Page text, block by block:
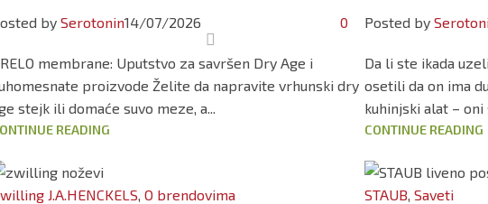
by Serotonin14/07/2026 0
membrane: Uputstvo za savršen Dry Age i
proizvode Želite da napravite vrhunski dry
stejk ili domaće suvo meze, a...
READING
Posted by
Da li ste ikada
osetili da on ima
kuhinjski alat – oni
CONTINUE READING
J.A.HENCKELS, O brendovima STAUB, Saveti